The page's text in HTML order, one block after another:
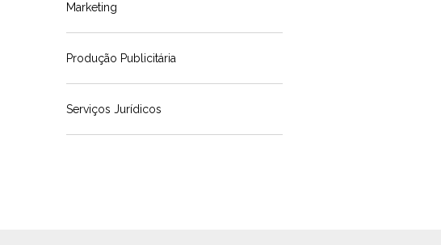
Marketing
Produção Publicitária
Serviços Jurídicos